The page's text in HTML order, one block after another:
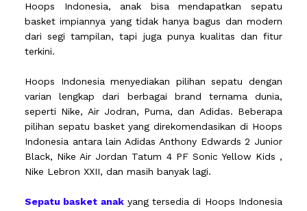
Hoops Indonesia, anak bisa mendapatkan sepatu
basket impiannya yang tidak hanya bagus dan modern
dari segi tampilan, tapi juga punya kualitas dan fitur
terkini.
Hoops Indonesia menyediakan pilihan sepatu dengan
varian lengkap dari berbagai brand ternama dunia,
seperti Nike, Air Jodran, Puma, dan Adidas. Beberapa
pilihan sepatu basket yang direkomendasikan di Hoops
Indonesia antara lain Adidas Anthony Edwards 2 Junior
Black, Nike Air Jordan Tatum 4 PF Sonic Yellow Kids ,
Nike Lebron XXII, dan masih banyak lagi.
Sepatu basket anakyang tersedia di Hoops Indonesia